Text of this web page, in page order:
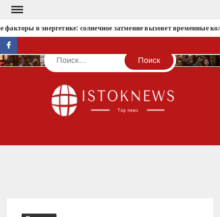
Перейти
содержимомув энергетике: солнечное затмение вызовет временные
facebook
Поиск